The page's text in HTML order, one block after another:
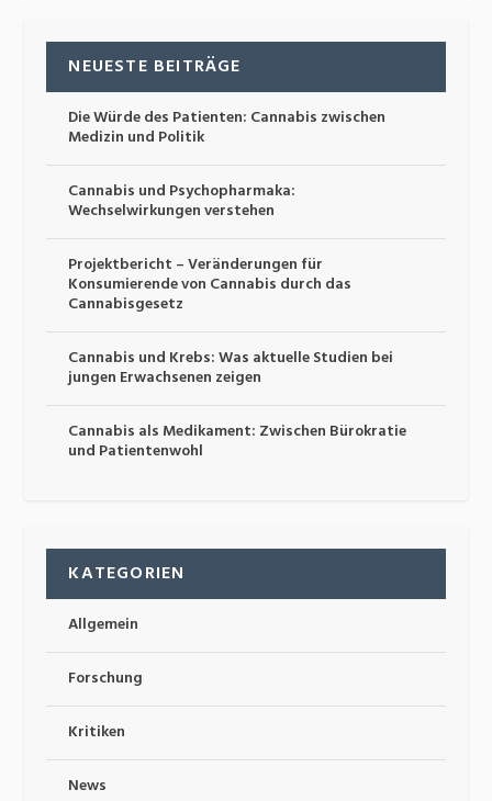
NEUESTE BEITRÄGE
Die Würde des Patienten: Cannabis zwischen
Medizin und Politik
Cannabis und Psychopharmaka:
Wechselwirkungen verstehen
Projektbericht – Veränderungen für
Konsumierende von Cannabis durch das
Cannabisgesetz
Cannabis und Krebs: Was aktuelle Studien bei
jungen Erwachsenen zeigen
Cannabis als Medikament: Zwischen Bürokratie
und Patientenwohl
KATEGORIEN
Allgemein
Forschung
Kritiken
News